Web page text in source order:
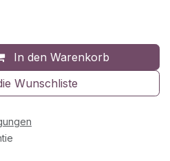
In den Warenkorb
Wunschliste